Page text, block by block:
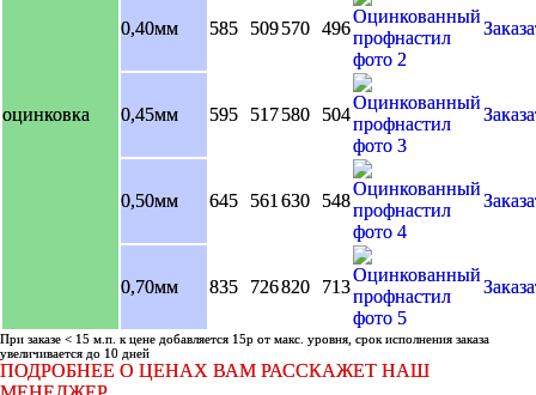
оцинковка
0,40мм 585 509570 496
0,45мм 595 517580 504
0,50мм 645 561 630 548
0,70мм 835 726820 713
При заказе < 15 м.п. к цене добавляется 15р от макс. уровня, срок исполнения заказа
увеличивается до 10 дней
ПОДРОБНЕЕ О ЦЕНАХ ВАМ РАССКАЖЕТ НАШ